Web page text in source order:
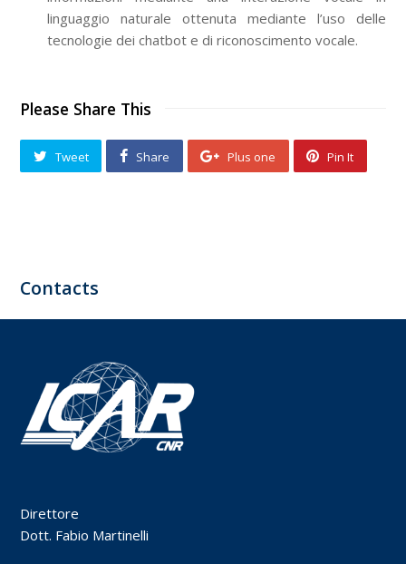
linguaggio naturale ottenuta mediante l’uso delle
tecnologie dei chatbot e di riconoscimento vocale.
Please Share This
Tweet Share Plus one Pin It
Contacts
Direttore
Dott. Fabio Martinelli